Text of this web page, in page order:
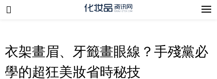
衣架畫眉、牙籤畫眼線？手殘黨必
學的超狂美妝省時秘技